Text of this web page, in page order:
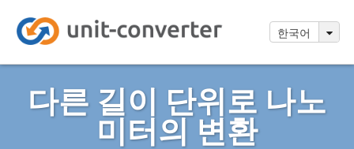
한국어
다른 길이 단위로 나노
미터의 변환